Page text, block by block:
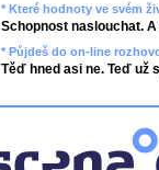
* Které hodnoty ve svém
Schopnost naslouchat.
* Půjdeš do on-line
Těď hned asi ne. Teď už